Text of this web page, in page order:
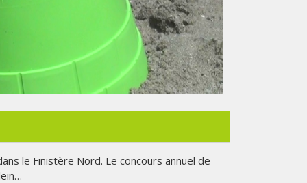
le Finistère Nord. Le concours annuel de